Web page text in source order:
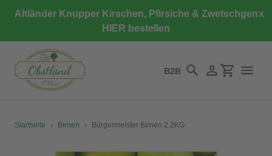
zumAltländer Knupper Kirschen, Pfirsiche & Zwetschgen
HIER bestellen
x
B2B SuchenEinloggen
Startseite › Birnen › Bürgermeister Birnen 2.2KG